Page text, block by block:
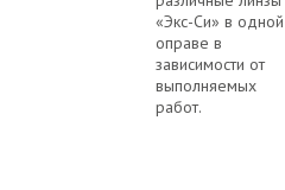
«Экс-Си» в одной
оправе в
зависимости от
выполняемых
работ.